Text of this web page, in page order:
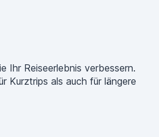
Ihr Reiseerlebnis verbessern.
Kurztrips als auch für längere